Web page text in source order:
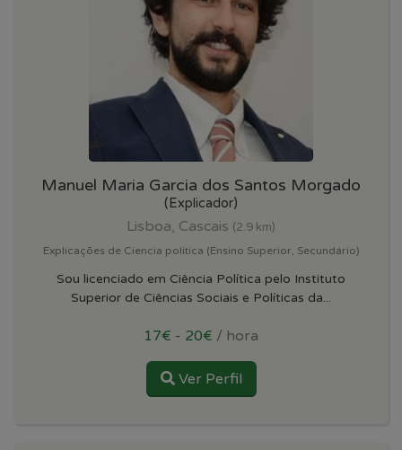
Manuel Maria Garcia dos Santos Morgado
(Explicador)
Lisboa, Cascais (2.9 km)
Explicações de Ciencia politica (Ensino Superior, Secundário)
Sou licenciado em Ciência Política pelo Instituto
Superior de Ciências Sociais e Políticas da...
17€ - 20€ / hora
Ver Perfil